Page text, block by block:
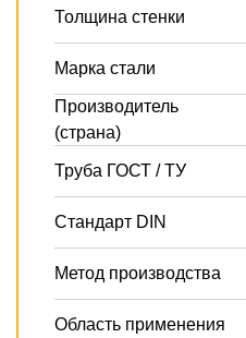
Толщина стенки
Марка стали
Производитель
(страна)
Труба ГОСТ / ТУ
Стандарт DIN
Метод производства
Область применения